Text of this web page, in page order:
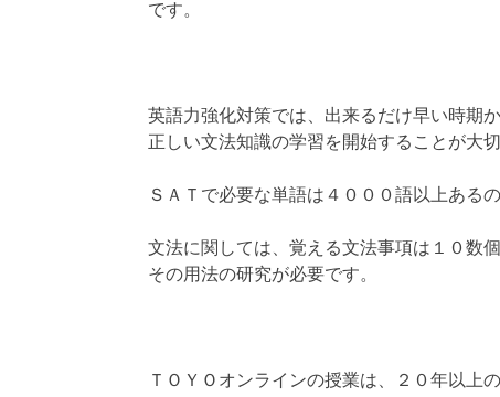
です。
英語力強化対策では、出来るだけ早い時期
正しい文法知識の学習を開始することが大切
ＳＡＴで必要な単語は４０００語以上ある
文法に関しては、覚える文法事項は１０数
その用法の研究が必要です。
ＴＯＹＯオンラインの授業は、２０年以上